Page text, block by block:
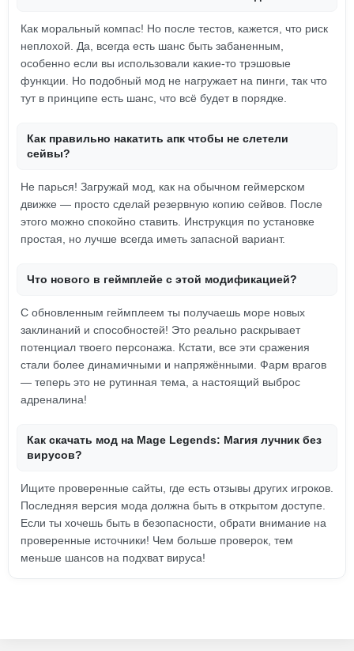
Как моральный компас! Но после тестов, кажется, что риск
неплохой. Да, всегда есть шанс быть забаненным,
особенно если вы использовали какие-то трэшовые
функции. Но подобный мод не нагружает на пинги, так что
тут в принципе есть шанс, что всё будет в порядке.
Как правильно накатить апк чтобы не слетели
сейвы?
Не парься! Загружай мод, как на обычном геймерском
движке — просто сделай резервную копию сейвов. После
этого можно спокойно ставить. Инструкция по установке
простая, но лучше всегда иметь запасной вариант.
Что нового в геймплейе с этой модификацией?
С обновленным геймплеем ты получаешь море новых
заклинаний и способностей! Это реально раскрывает
потенциал твоего персонажа. Кстати, все эти сражения
стали более динамичными и напряжёнными. Фарм врагов
— теперь это не рутинная тема, а настоящий выброс
адреналина!
Как скачать мод на Mage Legends: Магия лучник без
вирусов?
Ищите проверенные сайты, где есть отзывы других игроков.
Последняя версия мода должна быть в открытом доступе.
Если ты хочешь быть в безопасности, обрати внимание на
проверенные источники! Чем больше проверок, тем
меньше шансов на подхват вируса!